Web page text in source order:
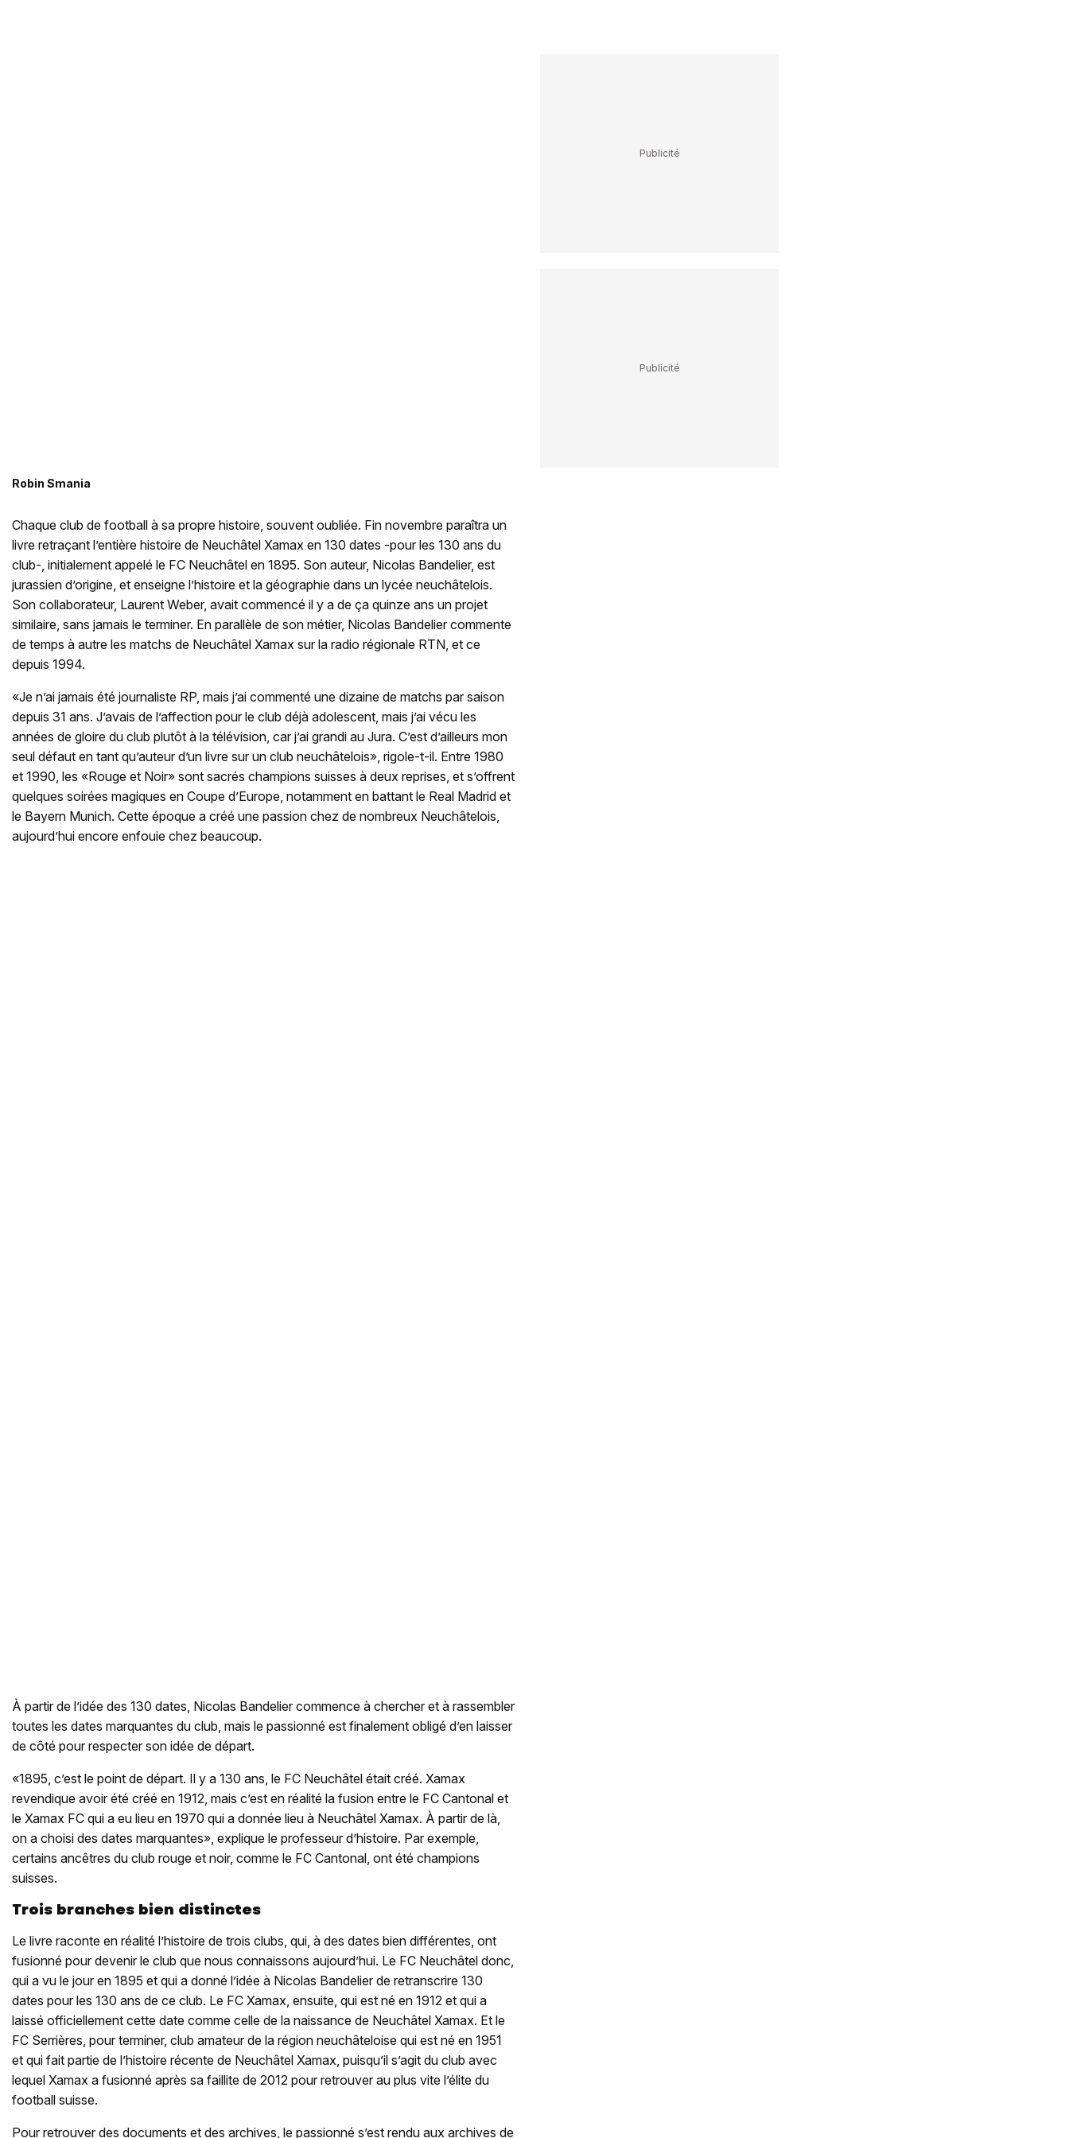
Robin Smania
Chaque club de football à sa propre histoire, souvent oubliée. Fin novembre paraîtra un
livre retraçant l’entière histoire de Neuchâtel Xamax en 130 dates -pour les 130 ans du
club-, initialement appelé le FC Neuchâtel en 1895. Son auteur, Nicolas Bandelier, est
jurassien d’origine, et enseigne l’histoire et la géographie dans un lycée neuchâtelois.
Son collaborateur, Laurent Weber, avait commencé il y a de ça quinze ans un projet
similaire, sans jamais le terminer. En parallèle de son métier, Nicolas Bandelier commente
de temps à autre les matchs de Neuchâtel Xamax sur la radio régionale RTN, et ce
depuis 1994.
«Je n’ai jamais été journaliste RP, mais j’ai commenté une dizaine de matchs par saison
depuis 31 ans. J’avais de l’affection pour le club déjà adolescent, mais j’ai vécu les
années de gloire du club plutôt à la télévision, car j’ai grandi au Jura. C’est d’ailleurs mon
seul défaut en tant qu’auteur d’un livre sur un club neuchâtelois», rigole-t-il. Entre 1980
et 1990, les «Rouge et Noir» sont sacrés champions suisses à deux reprises, et s’offrent
quelques soirées magiques en Coupe d’Europe, notamment en battant le Real Madrid et
le Bayern Munich. Cette époque a créé une passion chez de nombreux Neuchâtelois,
aujourd’hui encore enfouie chez beaucoup.
À partir de l’idée des 130 dates, Nicolas Bandelier commence à chercher et à rassembler
toutes les dates marquantes du club, mais le passionné est finalement obligé d’en laisser
de côté pour respecter son idée de départ.
«1895, c’est le point de départ. Il y a 130 ans, le FC Neuchâtel était créé. Xamax
revendique avoir été créé en 1912, mais c’est en réalité la fusion entre le FC Cantonal et
le Xamax FC qui a eu lieu en 1970 qui a donnée lieu à Neuchâtel Xamax. À partir de là,
on a choisi des dates marquantes», explique le professeur d’histoire. Par exemple,
certains ancêtres du club rouge et noir, comme le FC Cantonal, ont été champions
suisses.
Trois branches bien distinctes
Le livre raconte en réalité l’histoire de trois clubs, qui, à des dates bien différentes, ont
fusionné pour devenir le club que nous connaissons aujourd’hui. Le FC Neuchâtel donc,
qui a vu le jour en 1895 et qui a donné l’idée à Nicolas Bandelier de retranscrire 130
dates pour les 130 ans de ce club. Le FC Xamax, ensuite, qui est né en 1912 et qui a
laissé officiellement cette date comme celle de la naissance de Neuchâtel Xamax. Et le
FC Serrières, pour terminer, club amateur de la région neuchâteloise qui est né en 1951
et qui fait partie de l’histoire récente de Neuchâtel Xamax, puisqu’il s’agit du club avec
lequel Xamax a fusionné après sa faillite de 2012 pour retrouver au plus vite l’élite du
football suisse.
Pour retrouver des documents et des archives, le passionné s’est rendu aux archives de